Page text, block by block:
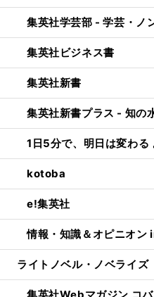
集英社学芸部 - 学芸・ノ
集英社ビジネス書
集英社新書
集英社新書プラス - 知の
1日5分で、明日は変わ
kotoba
e!集英社
情報・知識＆オピニオン
ライトノベル・ノベライズ